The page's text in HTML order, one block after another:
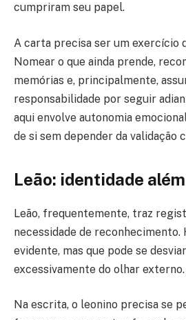
cumpriram seu papel.
A carta precisa ser um exercício
Nomear o que ainda prende,
memórias e, principalmente,
responsabilidade por seguir
aqui envolve autonomia
de si sem depender da validação
Leão: identidade
Leão, frequentemente, traz
necessidade de
evidente, mas que pode se
excessivamente do olhar externo.
Na escrita, o leonino precisa se